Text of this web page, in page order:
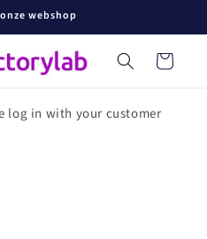
webshop
log in with your customer